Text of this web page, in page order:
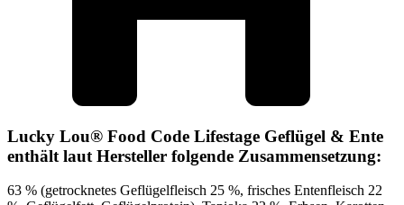
Lucky Lou® Food Code Lifestage Geflügel & Ente
enthält laut Hersteller folgende Zusammensetzung:
63 % (getrocknetes Geflügelfleisch 25 %, frisches Entenfleisch 22